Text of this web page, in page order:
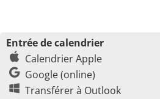
Entrée de calendrier
Calendrier Apple
Google (online)
Transférer à Outlook